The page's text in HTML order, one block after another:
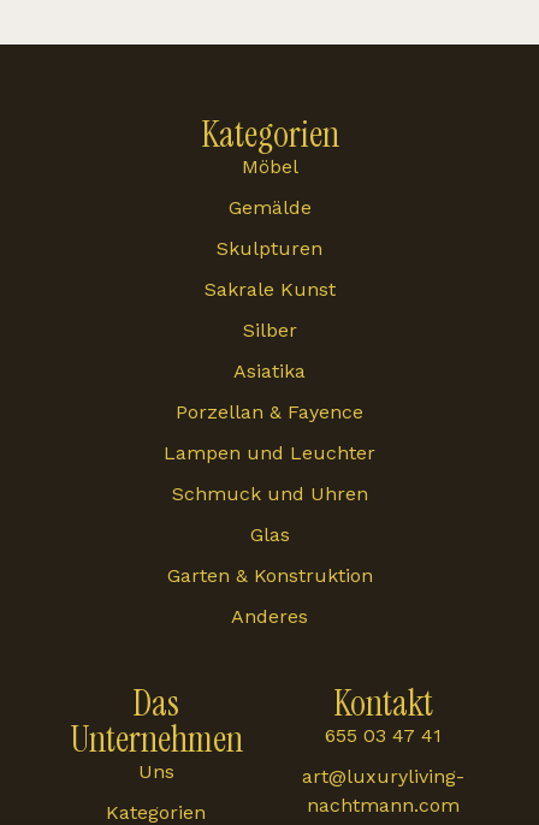
Das
Unternehmen
Uns
Kategorien
Kontakt
655 03 47 41
art@luxuryliving-
nachtmann.com
Kategorien
Möbel
Gemälde
Skulpturen
Sakrale Kunst
Silber
Asiatika
Porzellan & Fayence
Lampen und Leuchter
Schmuck und Uhren
Glas
Garten & Konstruktion
Anderes